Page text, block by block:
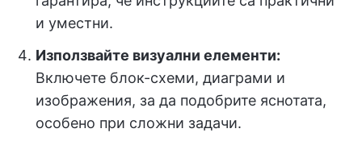
и уместни.
Използвайте визуални елементи:
Включете блок-схеми, диаграми и
изображения, за да подобрите яснотата,
особено при сложни задачи.